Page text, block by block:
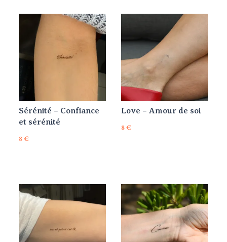
Sérénité – Confiance
et sérénité
8€
Love – Amour de soi
8€